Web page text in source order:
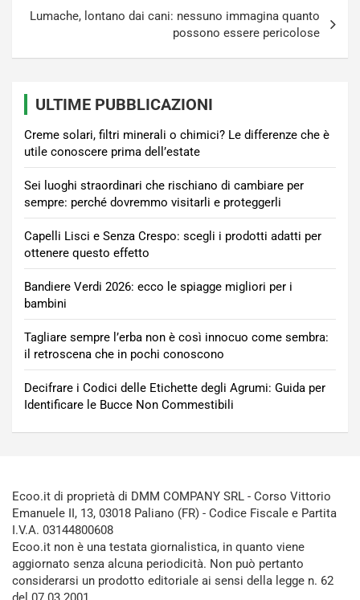
Lumache, lontano dai cani: nessuno immagina quanto
possono essere pericolose
ULTIME PUBBLICAZIONI
Creme solari, filtri minerali o chimici? Le differenze che è
utile conoscere prima dell’estate
Sei luoghi straordinari che rischiano di cambiare per
sempre: perché dovremmo visitarli e proteggerli
Capelli Lisci e Senza Crespo: scegli i prodotti adatti per
ottenere questo effetto
Bandiere Verdi 2026: ecco le spiagge migliori per i
bambini
Tagliare sempre l’erba non è così innocuo come sembra:
il retroscena che in pochi conoscono
Decifrare i Codici delle Etichette degli Agrumi: Guida per
Identificare le Bucce Non Commestibili
Ecoo.it di proprietà di DMM COMPANY SRL - Corso Vittorio
Emanuele II, 13, 03018 Paliano (FR) - Codice Fiscale e Partita
I.V.A. 03144800608
Ecoo.it non è una testata giornalistica, in quanto viene
aggiornato senza alcuna periodicità. Non può pertanto
considerarsi un prodotto editoriale ai sensi della legge n. 62